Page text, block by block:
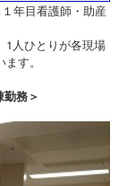
年目看護師・助産
1人ひとりが各現場
す。
務＞